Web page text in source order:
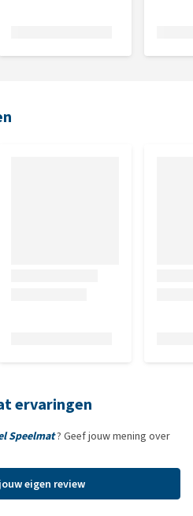
ervaringen
Speelmat? Geef jouw mening over
eigen review